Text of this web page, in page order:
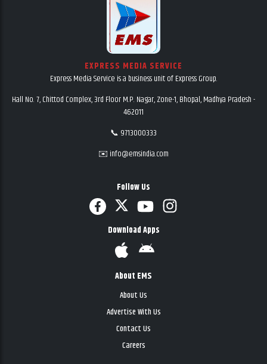
EXPRESS MEDIA SERVICE
Express Media Service is a business unit of Express Group.
Hall No. 7, Chittod Complex, 3rd Floor M.P. Nagar, Zone-1, Bhopal, Madhya Pradesh -
462011
📞 9713000333
✉️ info@emsindia.com
Follow Us
Download Apps
About EMS
About Us
Advertise With Us
Contact Us
Careers